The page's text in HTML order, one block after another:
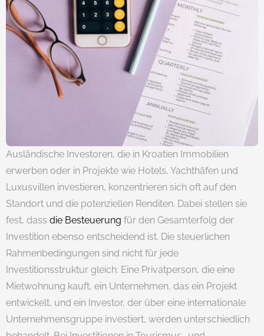
Ausländische Investoren, die in Kroatien Immobilien
erwerben oder in Projekte wie Hotels, Yachthäfen und
Luxusvillen investieren, konzentrieren sich oft auf den
Standort und die potenziellen Renditen. Dabei stellen sie
fest, dass die Besteuerung für den Gesamterfolg der
Investition ebenso entscheidend ist. Die steuerlichen
Rahmenbedingungen sind nicht für jede
Investitionsstruktur gleich: Eine Privatperson, die eine
Mietwohnung kauft, ein Unternehmen, das ein Projekt
entwickelt, und ein Investor, der über eine internationale
Unternehmensgruppe investiert, werden unterschiedlich